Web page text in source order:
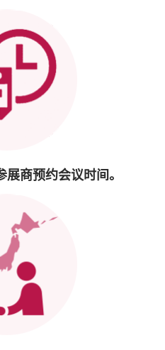
商预约会议时间。